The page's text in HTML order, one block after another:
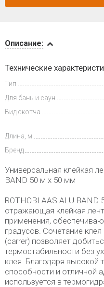
и оплата
Описание:
Технические
Тип
Для бань и саун
Вид скотча
Длина, м
Бренд
Универсальная клейкая
BAND 50 м х 50 мм
ROTHOBLAAS ALU
отражающая клейкая
применения,
градусов. Сочетание
(carrer) позволяет
термостабильности без
клея. Благодаря
способности и отличной
используется в